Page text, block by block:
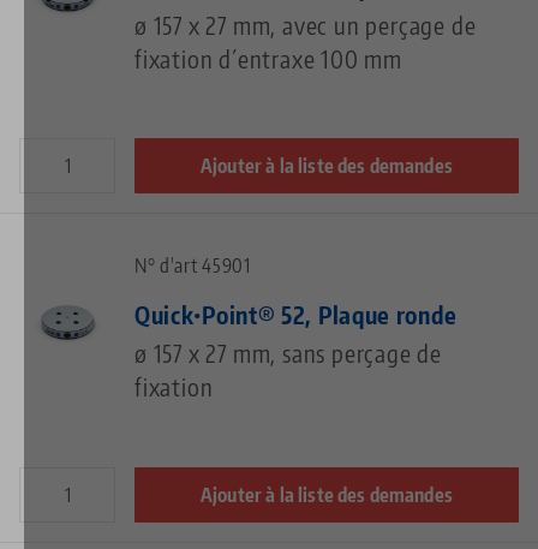
ø 157 x 27 mm, avec un perçage de
fixation d´entraxe 100 mm
Ajouter à la liste des demandes
N° d'art 45901
Quick•Point® 52, Plaque ronde
ø 157 x 27 mm, sans perçage de
fixation
Ajouter à la liste des demandes